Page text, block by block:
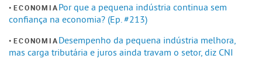
ECONOMIAPor que a pequena indústria continua sem
confiança na economia? (Ep. #213)
ECONOMIADesempenho da pequena indústria melhora,
mas carga tributária e juros ainda travam o setor, diz CNI